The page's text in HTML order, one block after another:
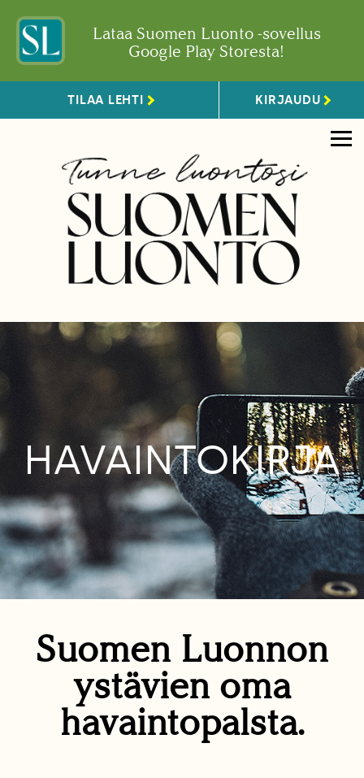
Lataa Suomen Luonto -sovellus
Google Play Storesta!
TILAA LEHTI KIRJAUDU
HAVAINTOKIRJA
Suomen Luonnon
ystävien oma
havaintopalsta.